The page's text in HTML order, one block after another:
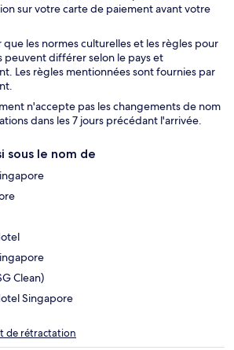
sur votre carte de paiement avant votre
que les normes culturelles et les règles pour
peuvent différer selon le pays et
Les règles mentionnées sont fournies par
n'accepte pas les changements de nom
dans les 7 jours précédant l'arrivée.
sous le nom de
Clean)
Singapore
de rétractation